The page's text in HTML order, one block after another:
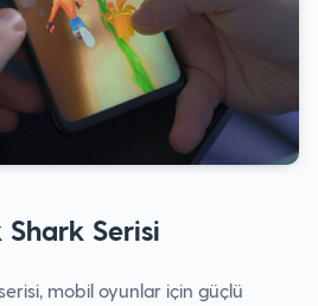
Serisi
mobil oyunlar için güçlü